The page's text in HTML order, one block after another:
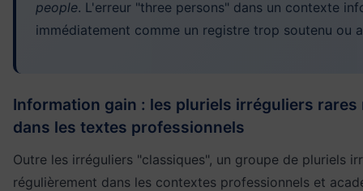
people. L'erreur "three persons" dans un contexte
immédiatement comme un registre trop soutenu ou
Information gain : les pluriels irréguliers
dans les textes professionnels
Outre les irréguliers "classiques", un groupe de pluriels
régulièrement dans les contextes professionnels et